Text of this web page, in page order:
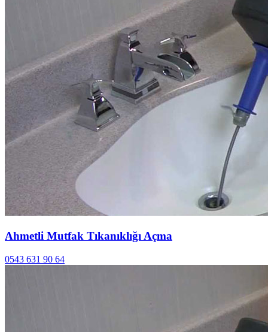
Ahmetli Mutfak Tıkanıklığı Açma
0543 631 90 64